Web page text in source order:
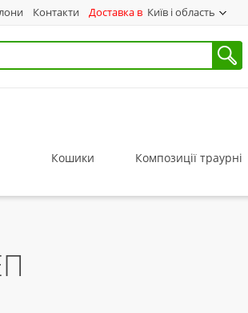
Контакти Доставка в Київ і область
Кошики Композиції траурні